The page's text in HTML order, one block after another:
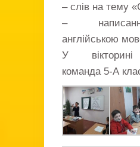
– слів на тему
–
англійською
У
команда 5-А